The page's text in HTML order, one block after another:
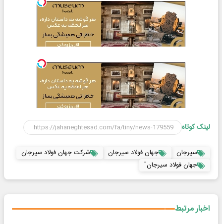
لینک کوتاه
سیرجان جهان فولاد سیرجان
شرکت جهان فولاد سیرجان
جهان فولاد سیرجان"
اخبار مرتبط